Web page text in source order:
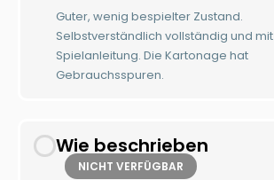
Guter, wenig bespielter Zustand.
Selbstverständlich vollständig und mit
Spielanleitung. Die Kartonage hat
Gebrauchsspuren.
Wie beschrieben
NICHT VERFÜGBAR